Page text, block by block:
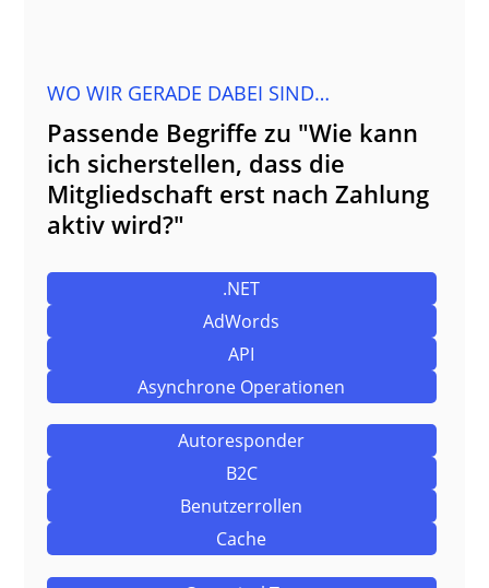
WO WIR GERADE DABEI SIND…
Passende Begriffe zu "Wie kann
ich sicherstellen, dass die
Mitgliedschaft erst nach Zahlung
aktiv wird?"
.NET
AdWords
API
Asynchrone Operationen
Autoresponder
B2C
Benutzerrollen
Cache